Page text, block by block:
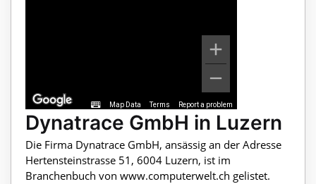
Map Data Terms Report a problem
Dynatrace GmbH in Luzern
Die Firma Dynatrace GmbH, ansässig an der Adresse
Hertensteinstrasse 51, 6004 Luzern, ist im
Branchenbuch von www.computerwelt.ch gelistet.